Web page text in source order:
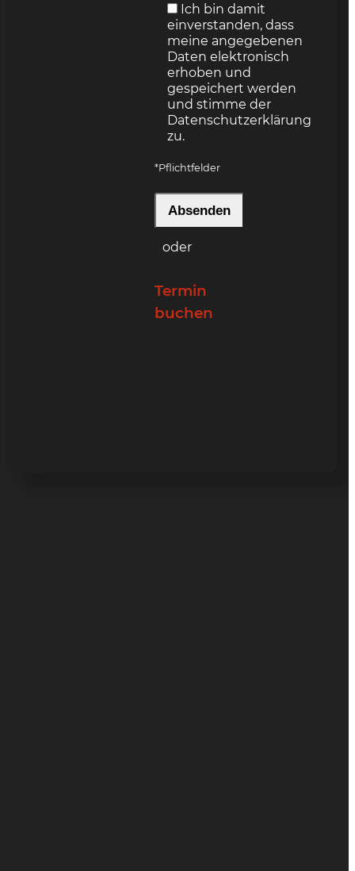
Ich bin damit
einverstanden, dass
meine angegebenen
Daten elektronisch
erhoben und
gespeichert werden
und stimme der
Datenschutzerklärung
zu.
*Pflichtfelder
Bitte lasse dieses Feld leer.
Bitte lasse dieses Feld leer.
Bitte lasse dieses Feld leer.
oder
Termin
buchen